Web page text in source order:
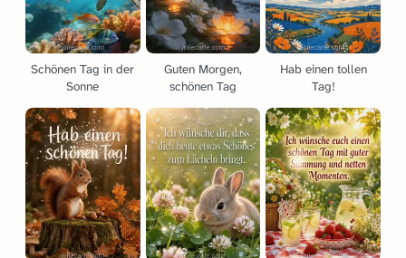
Schönen Tag in der
Sonne
Guten Morgen,
schönen Tag
Hab einen tollen
Tag!